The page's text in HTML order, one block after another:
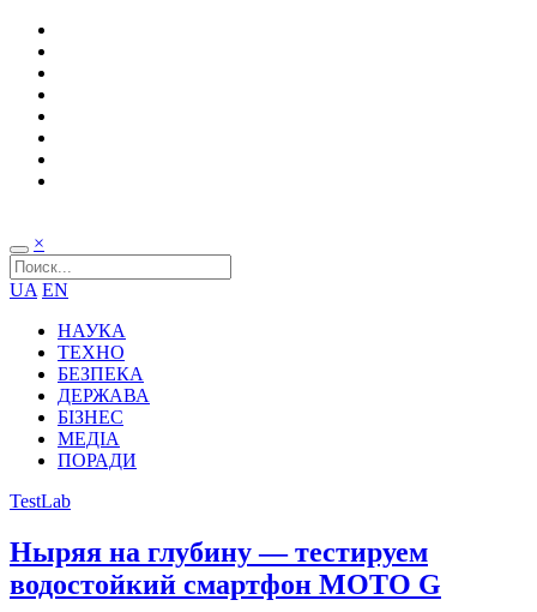
×
UA EN
НАУКА
ТЕХНО
БЕЗПЕКА
ДЕРЖАВА
БІЗНЕС
МЕДІА
ПОРАДИ
TestLab
Ныряя на глубину — тестируем
водостойкий смартфон MOTO G